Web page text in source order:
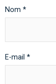
Nom *
E-mail *